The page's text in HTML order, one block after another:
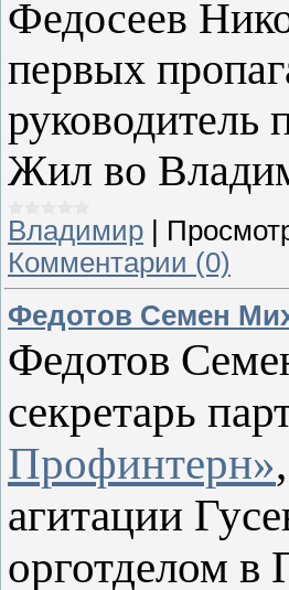
Федосеев
первых
руководитель
Жил во
Владимир
Комментарии (0)
Федотов Семен
Федотов
секретарь
Профинтерн»
агитации
орготделом в